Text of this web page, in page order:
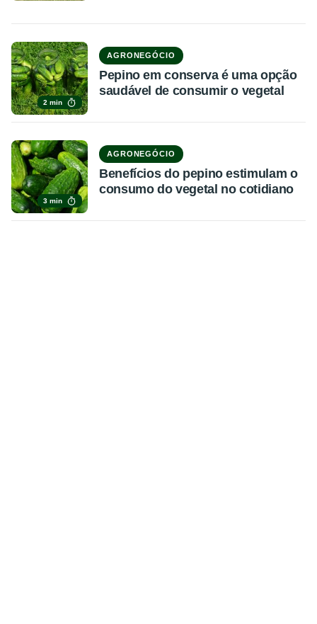
2 min
AGRONEGÓCIO
Pepino em conserva é uma opção
saudável de consumir o vegetal
3 min
AGRONEGÓCIO
Benefícios do pepino estimulam o
consumo do vegetal no cotidiano